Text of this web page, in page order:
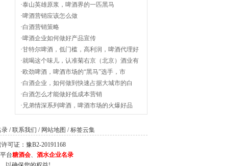
·泰山英雄原浆，啤酒界的一匹黑马
·啤酒营销应该怎么做
·白酒营销策略
·啤酒企业如何做好产品宣传
·甘特尔啤酒，低门槛，高利润，啤酒代理好
·就喝这个味儿，认准菊右京（北京）酒业有
·欧劲啤酒，啤酒市场的“黑马”选手，市
·白酒企业，如何做到快速占据大城市的白
·白酒怎么才能做好低成本营销
· 兄弟情深系列啤酒，啤酒市场的火爆好品
录 /联系我们 / 网站地图 /标签云集
可证：豫B2-20191168
台糖酒会、 酒水企业名录